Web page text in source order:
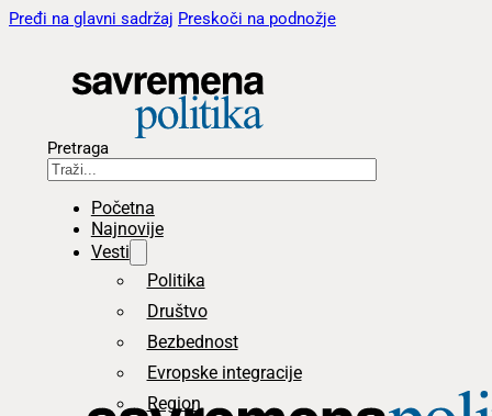
Pređi na glavni sadržaj Preskoči na podnožje
Pretraga
Početna
Najnovije
Vesti
Politika
Društvo
Bezbednost
Evropske integracije
Region